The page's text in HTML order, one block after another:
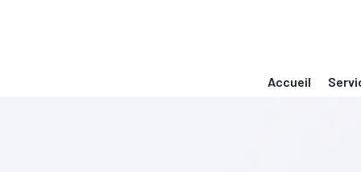
Accueil